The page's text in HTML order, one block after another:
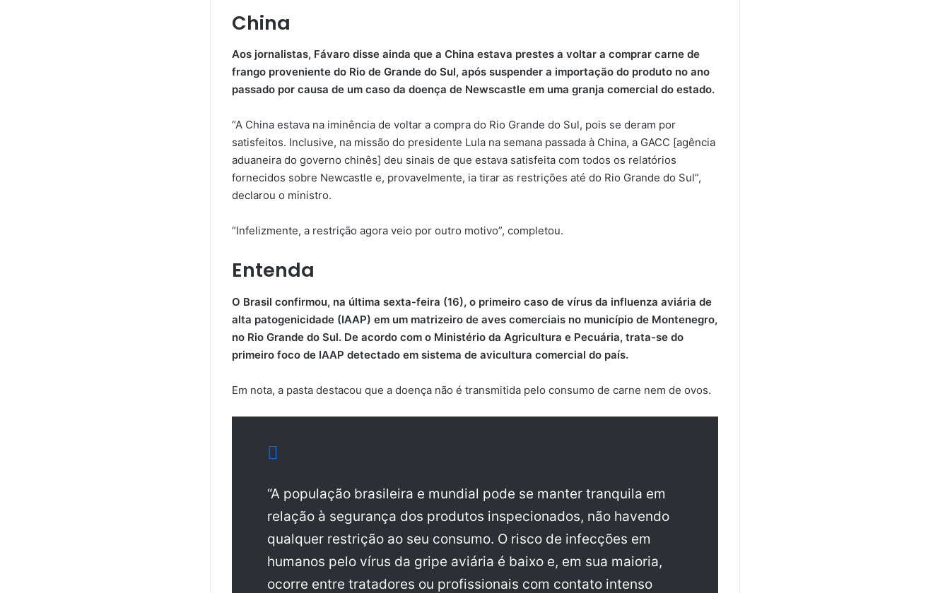
China
Aos jornalistas, Fávaro disse ainda que a China estava prestes a voltar a comprar carne de
frango proveniente do Rio de Grande do Sul, após suspender a importação do produto no ano
passado por causa de um caso da doença de Newscastle em uma granja comercial do estado.
“A China estava na iminência de voltar a compra do Rio Grande do Sul, pois se deram por
satisfeitos. Inclusive, na missão do presidente Lula na semana passada à China, a GACC [agência
aduaneira do governo chinês] deu sinais de que estava satisfeita com todos os relatórios
fornecidos sobre Newcastle e, provavelmente, ia tirar as restrições até do Rio Grande do Sul”,
declarou o ministro.
“Infelizmente, a restrição agora veio por outro motivo”, completou.
Entenda
O Brasil confirmou, na última sexta-feira (16), o primeiro caso de vírus da influenza aviária de
alta patogenicidade (IAAP) em um matrizeiro de aves comerciais no município de Montenegro,
no Rio Grande do Sul. De acordo com o Ministério da Agricultura e Pecuária, trata-se do
primeiro foco de IAAP detectado em sistema de avicultura comercial do país.
Em nota, a pasta destacou que a doença não é transmitida pelo consumo de carne nem de ovos.
“A população brasileira e mundial pode se manter tranquila em
relação à segurança dos produtos inspecionados, não havendo
qualquer restrição ao seu consumo. O risco de infecções em
humanos pelo vírus da gripe aviária é baixo e, em sua maioria,
ocorre entre tratadores ou profissionais com contato intenso